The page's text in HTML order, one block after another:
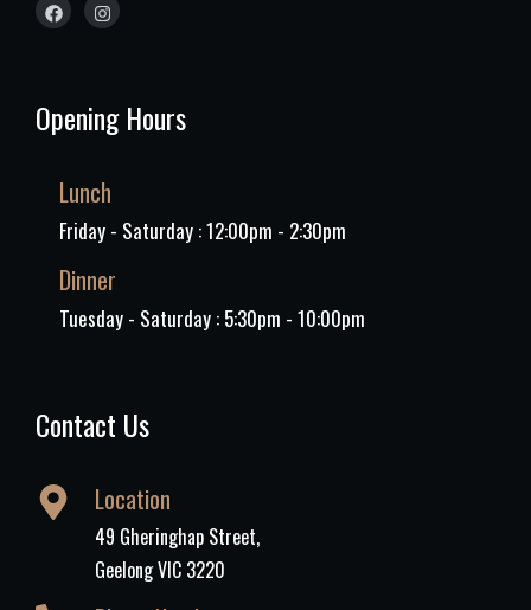
Opening Hours
Lunch
Friday - Saturday : 12:00pm - 2:30pm
Dinner
Tuesday - Saturday : 5:30pm - 10:00pm
Contact Us
Location
49 Gheringhap Street,
Geelong VIC 3220